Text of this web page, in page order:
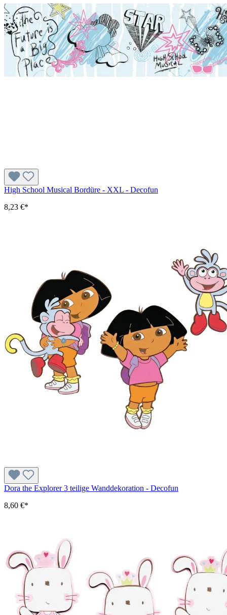
High School Musical Bordüre - XXL - Decofun
8,23 €*
Dora the Explorer 3 teilige Wanddekoration - Decofun
8,60 €*